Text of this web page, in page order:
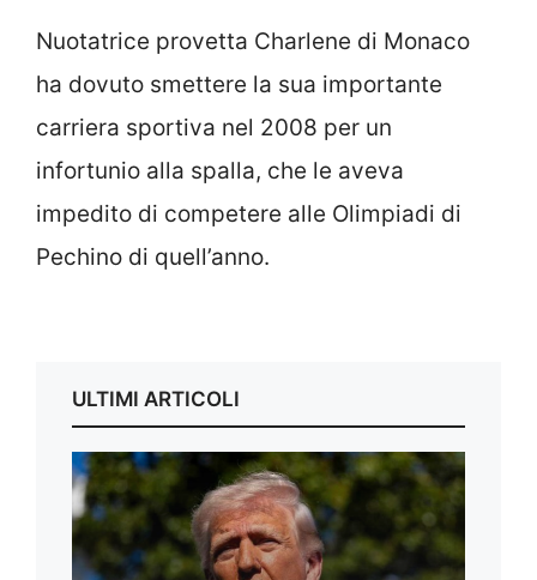
Nuotatrice provetta Charlene di Monaco
ha dovuto smettere la sua importante
carriera sportiva nel 2008 per un
infortunio alla spalla, che le aveva
impedito di competere alle Olimpiadi di
Pechino di quell’anno.
ULTIMI ARTICOLI